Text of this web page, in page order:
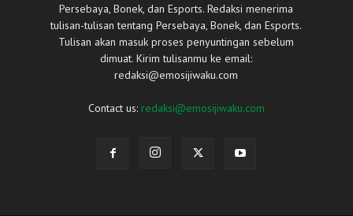
Persebaya, Bonek, dan Esports. Redaksi menerima
tulisan-tulisan tentang Persebaya, Bonek, dan Esports.
Tulisan akan masuk proses penyuntingan sebelum
dimuat. Kirim tulisanmu ke email:
redaksi@emosijiwaku.com
Contact us: redaksi@emosijiwaku.com